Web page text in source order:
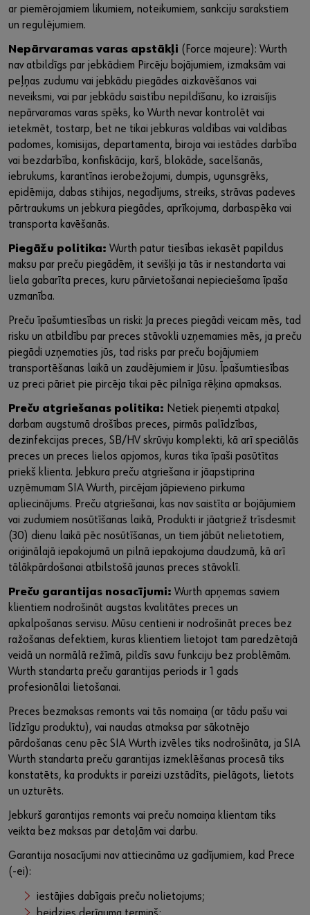
ar piemērojamiem likumiem, noteikumiem, sankciju sarakstiem
un regulējumiem.
Nepārvaramas varas apstākļi (Force majeure): Wurth
nav atbildīgs par jebkādiem Pircēju bojājumiem, izmaksām vai
peļņas zudumu vai jebkādu piegādes aizkavēšanos vai
neveiksmi, vai par jebkādu saistību nepildīšanu, ko izraisījis
nepārvaramas varas spēks, ko Wurth nevar kontrolēt vai
ietekmēt, tostarp, bet ne tikai jebkuras valdības vai valdības
padomes, komisijas, departamenta, biroja vai iestādes darbība
vai bezdarbība, konfiskācija, karš, blokāde, sacelšanās,
iebrukums, karantīnas ierobežojumi, dumpis, ugunsgrēks,
epidēmija, dabas stihijas, negadījums, streiks, strāvas padeves
pārtraukums un jebkura piegādes, aprīkojuma, darbaspēka vai
transporta kavēšanās.
Piegāžu politika: Wurth patur tiesības iekasēt papildus
maksu par preču piegādēm, it sevišķi ja tās ir nestandarta vai
liela gabarīta preces, kuru pārvietošanai nepieciešama īpaša
uzmanība.
Preču īpašumtiesības un riski: Ja preces piegādi veicam mēs, tad
risku un atbildību par preces stāvokli uzņemamies mēs, ja preču
piegādi uzņematies jūs, tad risks par preču bojājumiem
transportēšanas laikā un zaudējumiem ir Jūsu. Īpašumtiesības
uz preci pāriet pie pircēja tikai pēc pilnīga rēķina apmaksas.
Preču atgriešanas politika: Netiek pieņemti atpakaļ
darbam augstumā drošības preces, pirmās palīdzības,
dezinfekcijas preces, SB/HV skrūvju komplekti, kā arī speciālās
preces un preces lielos apjomos, kuras tika īpaši pasūtītas
priekš klienta. Jebkura preču atgriešana ir jāapstiprina
uzņēmumam SIA Wurth, pircējam jāpievieno pirkuma
apliecinājums. Preču atgriešanai, kas nav saistīta ar bojājumiem
vai zudumiem nosūtīšanas laikā, Produkti ir jāatgriež trīsdesmit
(30) dienu laikā pēc nosūtīšanas, un tiem jābūt nelietotiem,
oriģinālajā iepakojumā un pilnā iepakojuma daudzumā, kā arī
tālākpārdošanai atbilstošā jaunas preces stāvoklī.
Preču garantijas nosacījumi: Wurth apņemas saviem
klientiem nodrošināt augstas kvalitātes preces un
apkalpošanas servisu. Mūsu centieni ir nodrošināt preces bez
ražošanas defektiem, kuras klientiem lietojot tam paredzētajā
veidā un normālā režīmā, pildīs savu funkciju bez problēmām.
Wurth standarta preču garantijas periods ir 1 gads
profesionālai lietošanai.
Preces bezmaksas remonts vai tās nomaiņa (ar tādu pašu vai
līdzīgu produktu), vai naudas atmaksa par sākotnējo
pārdošanas cenu pēc SIA Wurth izvēles tiks nodrošināta, ja SIA
Wurth standarta preču garantijas izmeklēšanas procesā tiks
konstatēts, ka produkts ir pareizi uzstādīts, pielāgots, lietots
un uzturēts.
Jebkurš garantijas remonts vai preču nomaiņa klientam tiks
veikta bez maksas par detaļām vai darbu.
Garantija nosacījumi nav attiecināma uz gadījumiem, kad Prece
(-ei):
iestājies dabīgais preču nolietojums;